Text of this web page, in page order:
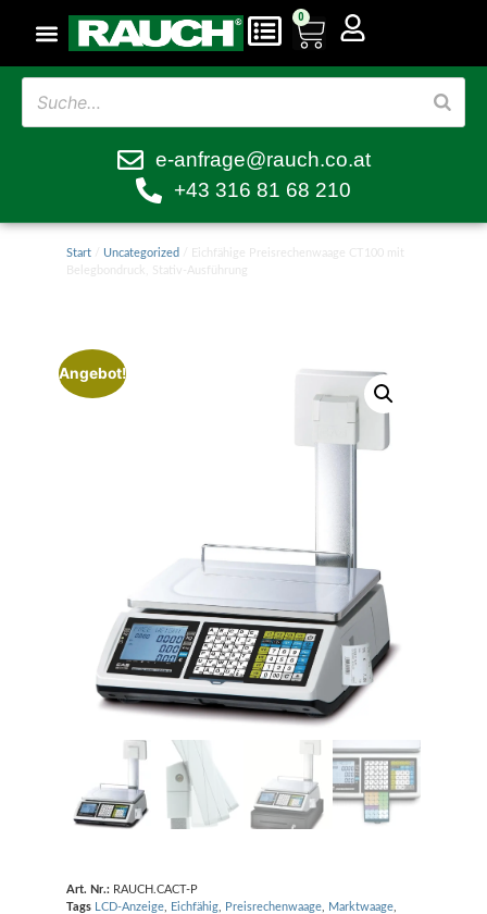
0
e-anfrage@rauch.co.at
+43 316 81 68 210
Start/ Uncategorized / Eichfähige Preisrechenwaage CT100 mit
Belegbondruck, Stativ-Ausführung
Angebot!
Art. Nr.: RAUCH.CACT-P
Tags
LCD-Anzeige, Eichfähig, Preisrechenwaage, Marktwaage,